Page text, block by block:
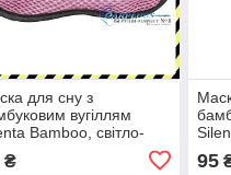
для сну з
вугіллям
Bamboo, світло-
₴ 95